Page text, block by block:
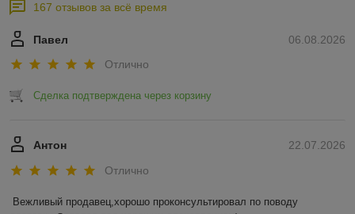
167 отзывов за всё время
06.08.2026
Павел
Отлично
Сделка подтверждена через корзину
22.07.2026
Антон
Отлично
Вежливый продавец,хорошо проконсультировал по поводу